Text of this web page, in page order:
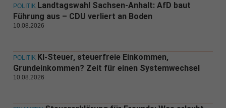
POLITIK Landtagswahl Sachsen-Anhalt: AfD baut
Führung aus – CDU verliert an Boden
10.08.2026
POLITIK KI-Steuer, steuerfreie Einkommen,
Grundeinkommen? Zeit für einen Systemwechsel
10.08.2026